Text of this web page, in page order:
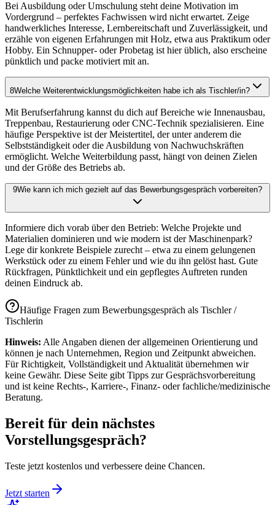
Bei Ausbildung oder Umschulung steht deine Motivation im
Vordergrund – perfektes Fachwissen wird nicht erwartet. Zeige
handwerkliches Interesse, Lernbereitschaft und Zuverlässigkeit, und
erzähle von eigenen Erfahrungen mit Holz, etwa aus Praktikum oder
Hobby. Ein Schnupper- oder Probetag ist hier üblich, also erscheine
pünktlich und packe motiviert mit an.
8Welche Weiterentwicklungsmöglichkeiten habe ich als Tischler/in?
Mit Berufserfahrung kannst du dich auf Bereiche wie Innenausbau,
Treppenbau, Restaurierung oder CNC-Technik spezialisieren. Eine
häufige Perspektive ist der Meistertitel, der unter anderem die
Selbstständigkeit oder die Ausbildung von Nachwuchskräften
ermöglicht. Welche Weiterbildung passt, hängt von deinen Zielen
und der Größe des Betriebs ab.
9Wie kann ich mich gezielt auf das Bewerbungsgespräch vorbereiten?
Informiere dich vorab über den Betrieb: Welche Projekte und
Materialien dominieren und wie modern ist der Maschinenpark?
Lege dir konkrete Beispiele zurecht – etwa zu einem gelungenen
Werkstück oder zu einem Fehler und wie du ihn gelöst hast. Gute
Rückfragen, Pünktlichkeit und ein gepflegtes Auftreten runden
deinen Eindruck ab.
Häufige Fragen zum Bewerbungsgespräch als Tischler /
Tischlerin
Hinweis: Alle Angaben dienen der allgemeinen Orientierung und
können je nach Unternehmen, Region und Zeitpunkt abweichen.
Für Richtigkeit, Vollständigkeit und Aktualität übernehmen wir
keine Gewähr. Diese Seite gibt Tipps zur Gesprächs­vorbereitung
und ist keine Rechts-, Karriere-, Finanz- oder fachliche/medizinische
Beratung.
Bereit für dein nächstes
Vorstellungsgespräch?
Teste jetzt kostenlos und verbessere deine Chancen.
Jetzt starten